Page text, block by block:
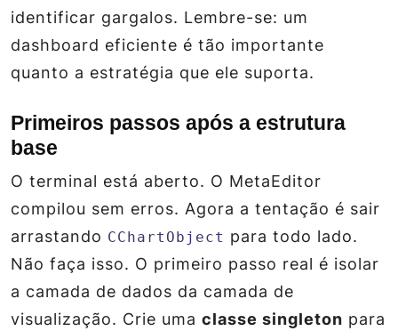
identificar gargalos. Lembre-se: um
dashboard eficiente é tão importante
quanto a estratégia que ele suporta.
Primeiros passos após a estrutura
base
O terminal está aberto. O MetaEditor
compilou sem erros. Agora a tentação é sair
arrastando CChartObject para todo lado.
Não faça isso. O primeiro passo real é isolar
a camada de dados da camada de
visualização. Crie uma classe singleton para